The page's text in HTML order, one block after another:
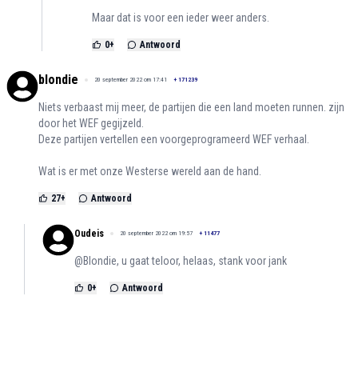
Maar dat is voor een ieder weer anders.
0+ Antwoord
blondie 20 september 2022 om 17:41 + 171239
Niets verbaast mij meer, de partijen die een land moeten runnen. zijn
door het WEF gegijzeld.
Deze partijen vertellen een voorgeprogrameerd WEF verhaal.
Wat is er met onze Westerse wereld aan de hand.
27+ Antwoord
Oudeis 20 september 2022 om 19:57 + 11477
@Blondie, u gaat teloor, helaas, stank voor jank
0+ Antwoord